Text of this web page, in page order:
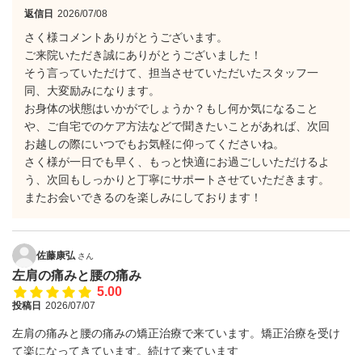
返信日 2026/07/08
さく様コメントありがとうございます。
ご来院いただき誠にありがとうございました！
そう言っていただけて、担当させていただいたスタッフ一
同、大変励みになります。
​お身体の状態はいかがでしょうか？もし何か気になること
や、ご自宅でのケア方法などで聞きたいことがあれば、次回
お越しの際にいつでもお気軽に仰ってくださいね。
​さく様が一日でも早く、もっと快適にお過ごしいただけるよ
う、次回もしっかりと丁寧にサポートさせていただきます。
​またお会いできるのを楽しみにしております！
佐藤康弘 さん
左肩の痛みと腰の痛み
5.00
投稿日 2026/07/07
左肩の痛みと腰の痛みの矯正治療で来ています。矯正治療を受け
て楽になってきています。続けて来ています